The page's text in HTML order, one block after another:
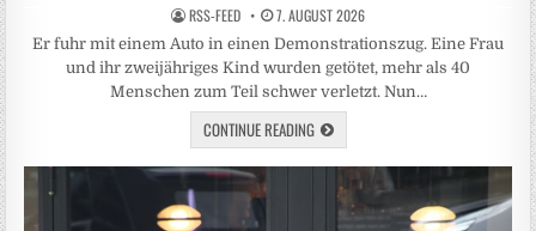
RSS-FEED 7. AUGUST 2026
Er fuhr mit einem Auto in einen Demonstrationszug. Eine Frau
und ihr zweijähriges Kind wurden getötet, mehr als 40
Menschen zum Teil schwer verletzt. Nun…
CONTINUE READING